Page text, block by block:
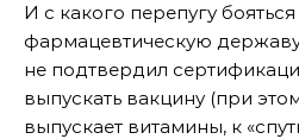
И с какого перепугу
фармацевтическую
не подтвердил
выпускать вакцину (при
выпускает витамины, к